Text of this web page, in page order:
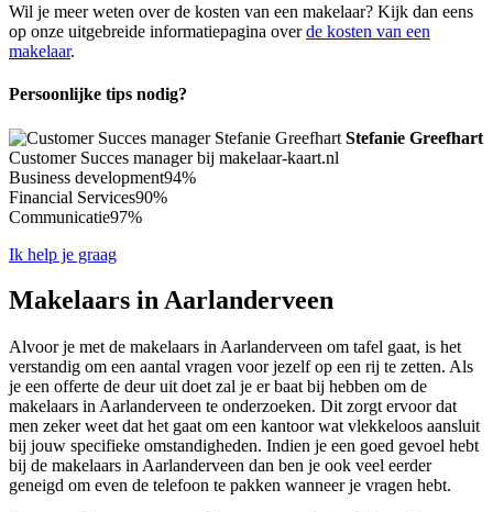
Wil je meer weten over de kosten van een makelaar? Kijk dan eens
op onze uitgebreide informatiepagina overde kosten van een
makelaar.
Persoonlijke tips nodig?
Stefanie Greefhart
Customer Succes manager bij makelaar-kaart.nl
Business development94%
Financial Services90%
Communicatie97%
Ik help je graag
Makelaars in Aarlanderveen
Alvoor je met de makelaars in Aarlanderveen om tafel gaat, is het
verstandig om een aantal vragen voor jezelf op een rij te zetten. Als
je een offerte de deur uit doet zal je er baat bij hebben om de
makelaars in Aarlanderveen te onderzoeken. Dit zorgt ervoor dat
men zeker weet dat het gaat om een kantoor wat vlekkeloos aansluit
bij jouw specifieke omstandigheden. Indien je een goed gevoel hebt
bij de makelaars in Aarlanderveen dan ben je ook veel eerder
geneigd om even de telefoon te pakken wanneer je vragen hebt.